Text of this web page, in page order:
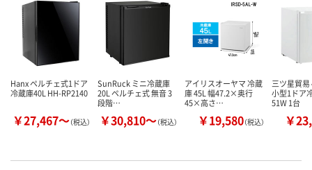
Hanx ペルチェ式1ドア
冷蔵庫40L HH-RP2140
￥27,467～（税込）
SunRuck ミニ冷蔵庫
20L ペルチェ式 無音 3
段階…
￥30,810～（税込）
アイリスオーヤマ 冷蔵
庫 45L 幅47.2×奥行
45×高さ…
￥19,580（税込）
三ツ星貿
小型1ドア
51W 1台
￥